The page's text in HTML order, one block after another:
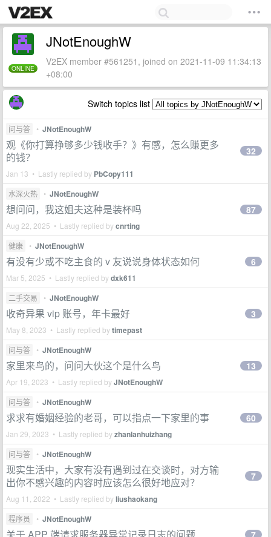
ONLINE
JNotEnoughW
V2EX member #561251, joined on 2021-11-09 11:34:13
+08:00
Switch topics list
问与答 • JNotEnoughW
观《你打算挣够多少钱收手？》有感，怎么赚更多
的钱？
Jan 13 • Lastly replied by PbCopy111
32
水深火热 • JNotEnoughW
想问问，我这姐夫这种是装杯吗
Aug 22, 2025 • Lastly replied bycnrting
87
健康 • JNotEnoughW
有没有少或不吃主食的 v 友说说身体状态如何
Mar 5, 2025 • Lastly replied bydxk611
6
二手交易 • JNotEnoughW
收奇异果 vip 账号，年卡最好
May 8, 2023 • Lastly replied bytimepast
3
问与答 • JNotEnoughW
家里来鸟的，问问大伙这个是什么鸟
Apr 19, 2023 • Lastly replied byJNotEnoughW
13
问与答 • JNotEnoughW
求求有婚姻经验的老哥，可以指点一下家里的事
Jan 29, 2023 • Lastly replied byzhanlanhuizhang
60
问与答 • JNotEnoughW
现实生活中，大家有没有遇到过在交谈时，对方输
出你不感兴趣的内容时应该怎么很好地应对？
Aug 11, 2022 • Lastly replied byliushaokang
7
程序员 • JNotEnoughW
7